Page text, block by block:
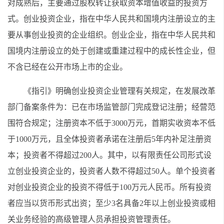
对成熟后，主要通过股权转让获取资本增值收益的投资方
式。创业投资企业，指在中华人民共和国境内注册设立的主
要从事创业投资的企业组织。创业企业，指在中华人民共和
国境内注册设立的处于创建或重建过程中的成长性企业，但
不含已经在公开市场上市的企业。
《指引》明确创业投资企业管理有关规定，在发展改革
部门备案条件为：已在市场监管部门完成登记注册；经营范
围符合规定；注册资本不低于3000万元，首期实收资本不低
于1000万元，且全体投资者承诺在注册后5年内补足注册资
本；投资者不得超过200人。其中，以有限责任公司形式设
立创业投资企业的，投资者人数不得超过50人。单个投资者
对创业投资企业的投资不得低于100万元人民币。所有投资
者应当以货币形式出资；至少3名具备2年以上创业投资或相
关业务经验的高级管理人员承担投资管理责任。